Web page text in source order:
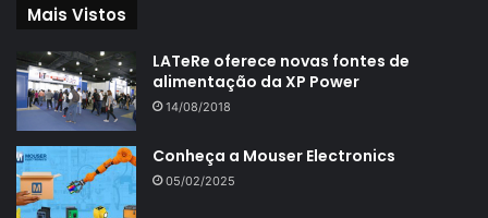
Mais Vistos
LATeRe oferece novas fontes de
alimentação da XP Power
14/08/2018
Conheça a Mouser Electronics
05/02/2025